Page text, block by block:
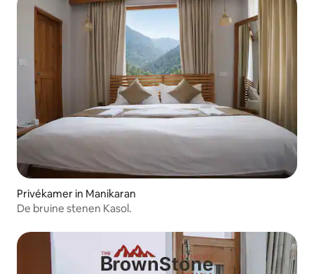
Privékamer in Manikaran
De bruine stenen Kasol.